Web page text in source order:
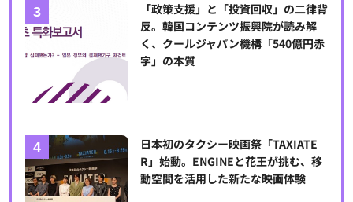
「政策支援」と「投資回収」の二律背
反。韓国コンテンツ振興院が読み解
く、クールジャパン機構「540億円赤
字」の本質
日本初のタクシー映画祭「TAXIATE
R」始動。ENGINEと花王が挑む、移
動空間を活用した新たな映画体験